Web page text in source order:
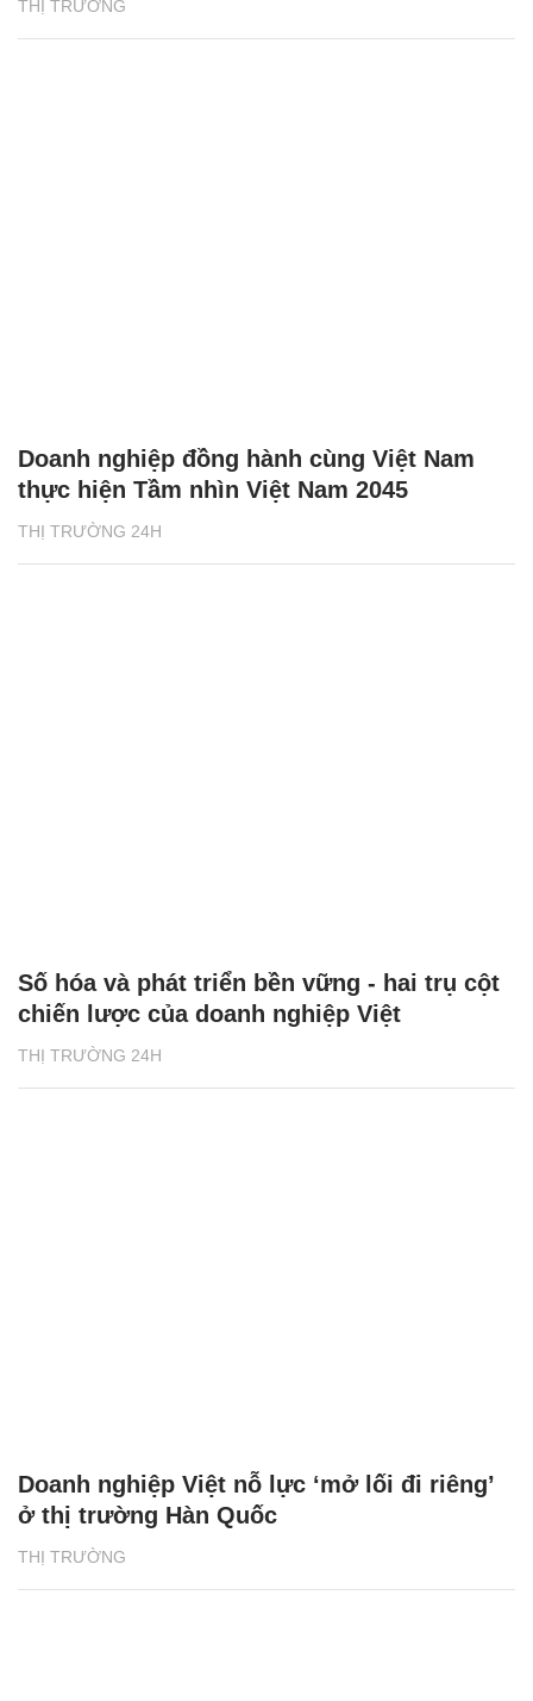
THỊ TRƯỜNG
THỊ TRƯỜNG 24H
Doanh nghiệp đồng hành cùng Việt Nam
thực hiện Tầm nhìn Việt Nam 2045
THỊ TRƯỜNG 24H
Số hóa và phát triển bền vững - hai trụ cột
chiến lược của doanh nghiệp Việt
THỊ TRƯỜNG
Doanh nghiệp Việt nỗ lực ‘mở lối đi riêng’
ở thị trường Hàn Quốc